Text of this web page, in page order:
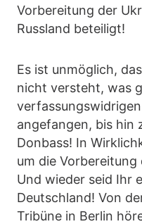
Vorbereitung der
Russland beteiligt!
Es ist unmöglich,
nicht versteht, was
angefangen, bis hin
Donbass! In
um die
Und wieder seid Ihr
Deutschland! Von
Tribüne in Berlin